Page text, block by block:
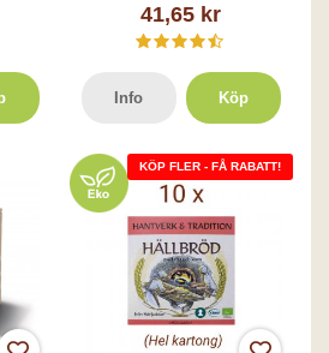
41,65 kr
Info Köp
KÖP FLER - FÅ RABATT!